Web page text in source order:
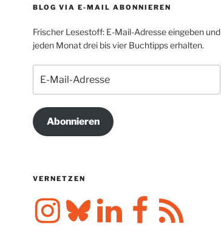
BLOG VIA E-MAIL ABONNIEREN
Frischer Lesestoff: E-Mail-Adresse eingeben und
jeden Monat drei bis vier Buchtipps erhalten.
Mail-
Adresse
Abonnieren
VERNETZEN
InstagramBluesky LinkedIn FacebookRSS-
Feed